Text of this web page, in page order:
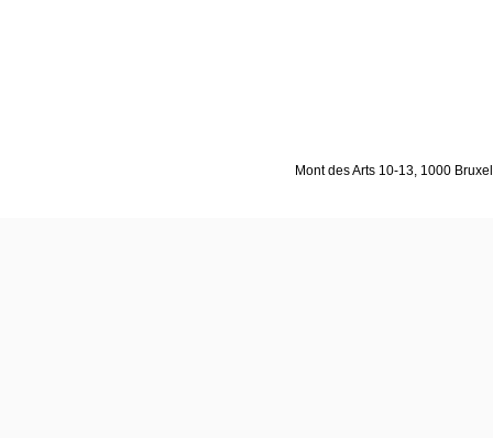
Mont des Arts 10-13, 1000